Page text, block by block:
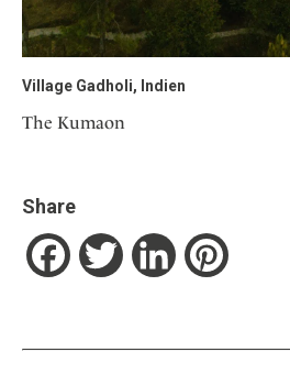
Village Gadholi, Indien
The Kumaon
Share
FacebookTwitter LinkedIn